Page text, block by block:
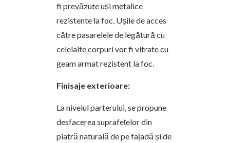
fi prevăzute uși metalice
rezistente la foc. Ușile de acces
către pasarelele de legătură cu
celelalte corpuri vor fi vitrate cu
geam armat rezistent la foc.
Finisaje exterioare:
La nivelul parterului, se propune
desfacerea suprafețelor din
piatră naturală de pe fațadă și de